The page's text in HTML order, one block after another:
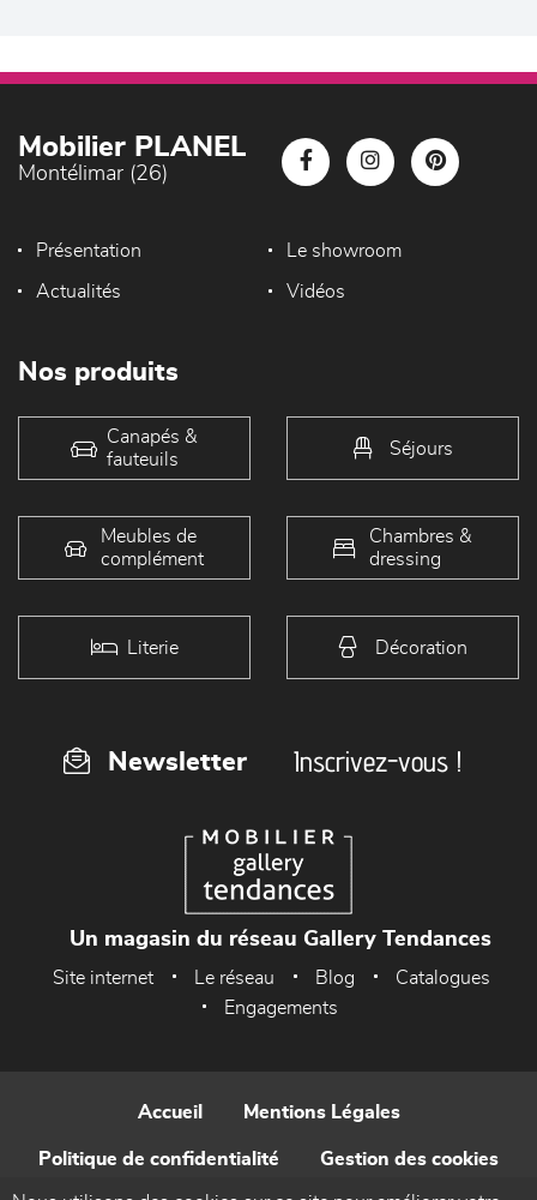
Mobilier PLANEL
Montélimar (26)
Présentation Le showroom
Actualités Vidéos
Nos produits
Canapés &
fauteuils
Séjours
Meubles de
complément
Chambres &
dressing
Literie Décoration
Newsletter Inscrivez-vous !
Un magasin du réseau Gallery Tendances
Site internet Le réseau Blog
Catalogues
Engagements
Accueil Mentions Légales
Politique de confidentialité Gestion des cookies